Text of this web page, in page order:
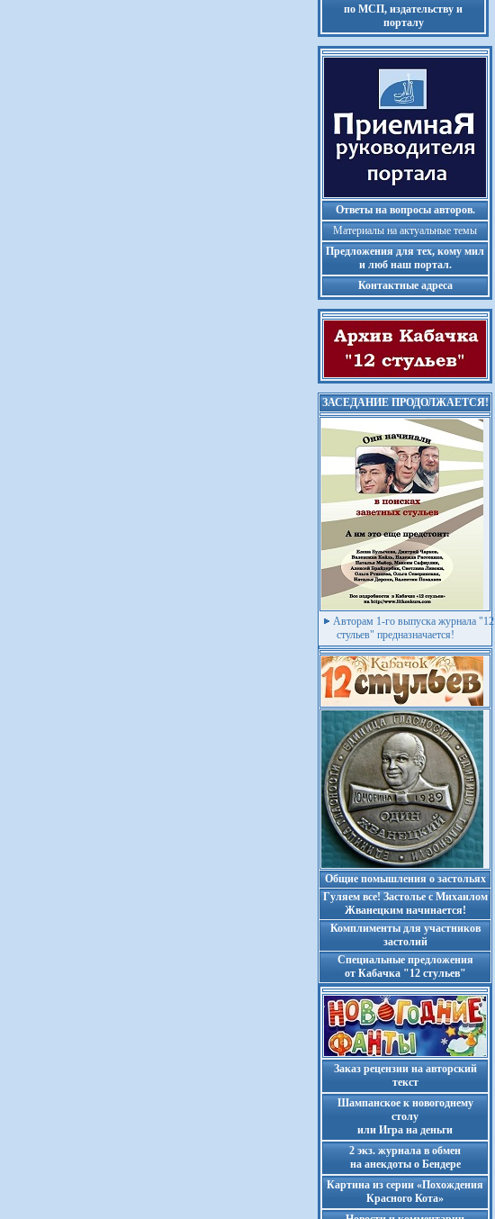
по МСП, издательству и
порталу
Ответы на вопросы авторов.
Материалы на актуальные темы
Предложения для тех, кому мил
и люб наш портал.
Контактные адреса
ЗАСЕДАНИЕ ПРОДОЛЖАЕТСЯ!
Авторам 1-го выпуска журнала "12
стульев" предназначается!
Общие помышления о застольях
Гуляем все! Застолье с Михаилом
Жванецким начинается!
Комплименты для участников
застолий
Cпециальные предложения
от Кабачка "12 стульев"
Заказ рецензии на авторский
текст
Шампанское к новогоднему
столу
или Игра на деньги
2 экз. журнала в обмен
на анекдоты о Бендере
Картина из серии «Похождения
Красного Кота»